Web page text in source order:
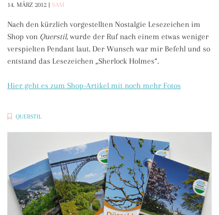
14. MÄRZ 2012 | SAM
Nach den kürzlich vorgestellten Nostalgie Lesezeichen im
Shop von Querstil, wurde der Ruf nach einem etwas weniger
verspielten Pendant laut. Der Wunsch war mir Befehl und so
entstand das Lesezeichen „Sherlock Holmes“.
Hier geht es zum Shop-Artikel mit noch mehr Fotos
QUERSTIL